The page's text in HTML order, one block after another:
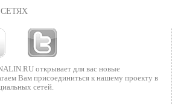
открывает для вас новые
Вам присоединиться к нашему проекту в
сетей.